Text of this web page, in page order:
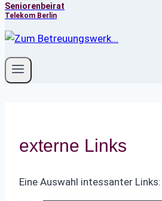
Seniorenbeirat
Telekom Berlin
externe Links
Eine Auswahl intessanter Links: